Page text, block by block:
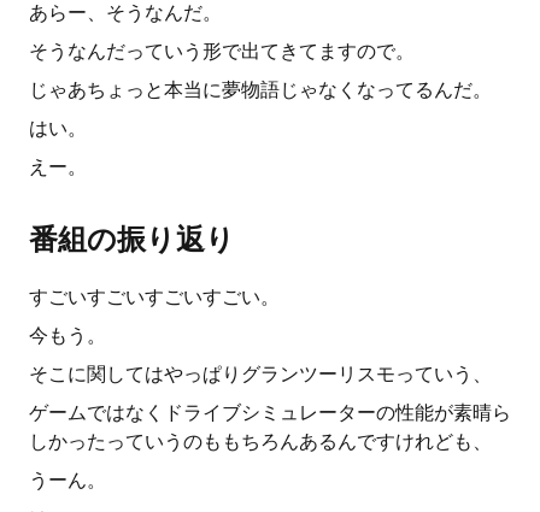
あらー、そうなんだ。
そうなんだっていう形で出てきてますので。
じゃあちょっと本当に夢物語じゃなくなってるんだ。
はい。
えー。
番組の振り返り
すごいすごいすごいすごい。
今もう。
そこに関してはやっぱりグランツーリスモっていう、
ゲームではなくドライブシミュレーターの性能が素晴ら
しかったっていうのももちろんあるんですけれども、
うーん。